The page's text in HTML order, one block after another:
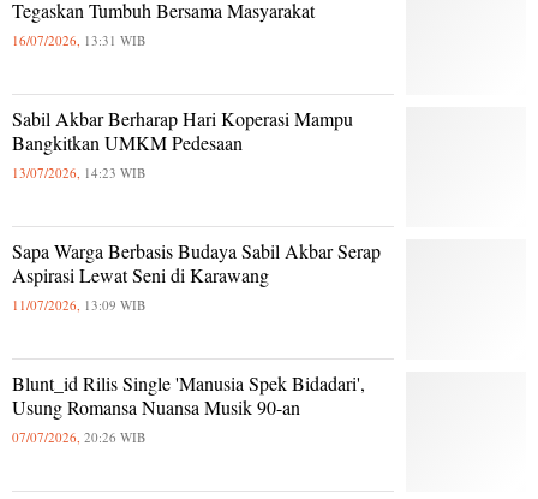
Tegaskan Tumbuh Bersama Masyarakat
16/07/2026, 13:31 WIB
Sabil Akbar Berharap Hari Koperasi Mampu
Bangkitkan UMKM Pedesaan
13/07/2026, 14:23 WIB
Sapa Warga Berbasis Budaya Sabil Akbar Serap
Aspirasi Lewat Seni di Karawang
11/07/2026, 13:09 WIB
Blunt_id Rilis Single 'Manusia Spek Bidadari',
Usung Romansa Nuansa Musik 90-an
07/07/2026, 20:26 WIB